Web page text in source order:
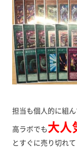
担当も個人的に組
高ラボでも大人
とすぐに売り切れ